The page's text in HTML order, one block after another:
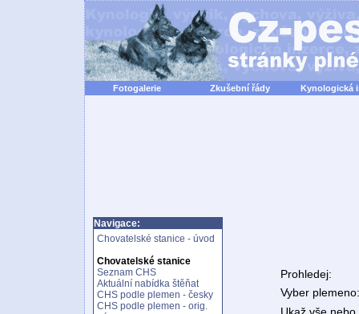
Fotogalerie Zkušební řády Kynologická
Navigace:
Chovatelské stanice - úvod
Chovatelské stanice
Seznam CHS
Aktuální nabídka štěňat
CHS podle plemen - česky
CHS podle plemen - orig.
Prohledej:
Vyber plemeno: